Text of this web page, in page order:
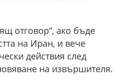
отговор“, ако бъде
на Иран, и вече
действия след
на извършителя.